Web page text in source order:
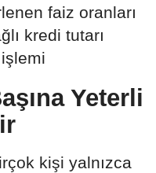
faiz oranları
kredi tutarı
Yeterli
kişi yalnızca